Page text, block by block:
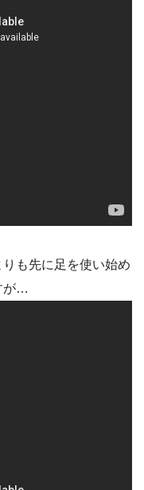
も先に足を使い始め
が…